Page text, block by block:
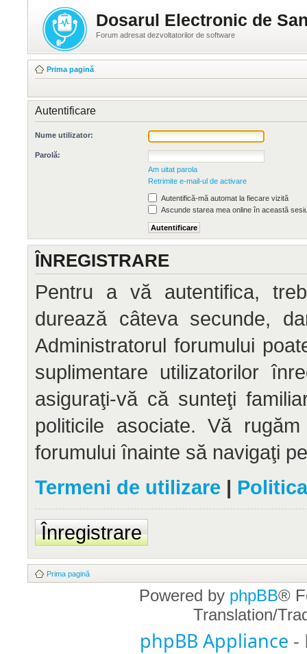
Dosarul Electronic de
Forum adresat dezvoltatorilor de software
Prima pagină
Autentificare
Nume utilizator:
Parolă:
Am uitat parola
Retrimite e-mail-ul de activare
Autentifică-mă automat la fiecare vizită
Ascunde starea mea online în această
ÎNREGISTRARE
Pentru a vă autentifica,
durează câteva secunde,
Administratorul forumului
suplimentare utilizatorilor
asiguraţi-vă că sunteţi
politicile asociate. Vă
forumului înainte să navigaţi
Termeni de utilizare |
Înregistrare
Prima pagină
Powered by phpBB®
Translation/
phpBB Appliance -